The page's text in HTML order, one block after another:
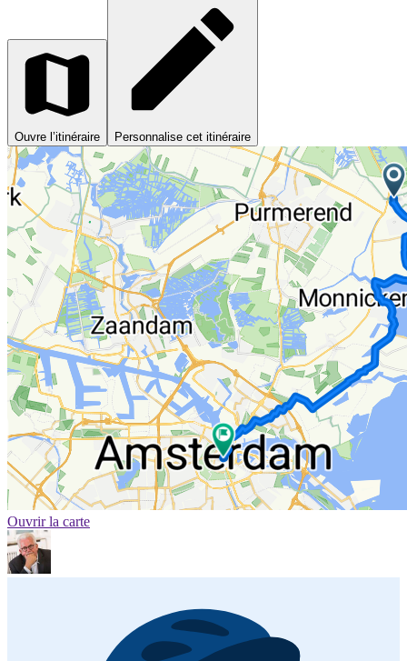
Ouvre l’itinéraire Personnalise cet itinéraire
Ouvrir la carte